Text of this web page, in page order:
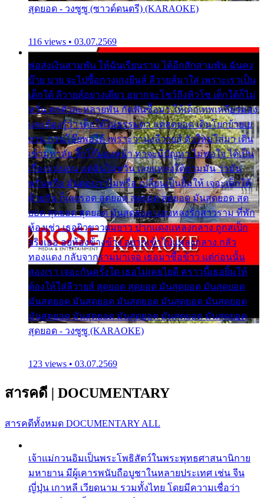
สุดยอด - วงซูซู (ซาวด์ดนตรี) (KARAOKE)
116 views • 03.07.2569
พ่อส่งเงินสามพัน ให้ฉันเรียนราม ได้อีกสักสามพัน ฉันคง
บ๊าย บาย จะไปซื้อกางเกงยีนส์ ลีวายส์มาใส่ เพราะเราเป็น
เด็กใต้ ลีวายส์อย่างเดียว อยากจะโชว์ถึงหิวโซ เด็กใต้ก็ไม่
หวั่น ตกตัวละหลายพัน กัดฟันซื้อมา ให้เด็กเทพเหลียวมอง
และต้องรู้ว่า เด็กใต้ไม่ธรรมดา แต่สุดยอด เดินโยกย้ายเย
ยวน กวนโอ๊ยพอได้ เพราะว่านุ่งลีวายส์ ตัวใหม่ใส่มา เดิน
เข้ามหาลัย จิ๊กโก๊มองหน้า ท่าจะมีปัญหา ไม่พอใจ ได้เป็น
เรื่องแน่นอน แต่ฉันไม่หวั่น เลยแหลงใต้ถามมัน ว่ามัน
พรั่นพรือ มันตอบว่าไม่พรื่อ เปลี่ยนเป็นยิ้มให้ เจอะเด็กใต้
ด้วยกัน ก็เลยรอด สุดยอด สุดยอด สุดยอด มันสุดยอด สุด
ยอด สุดยอด สุดยอด มันสุดยอด แอบหลงรักสาวราม ที่พัก
ห้องเช่า เธอผิวขาวผมยาว ปากแดงแหลงกลาง ถูกสเป็ก
จริงเธอ อยู่ห้องข้างข้าง อยากเข้าไปแหลงกลาง กลัว
ทองแดง กลับจากรามมาเจอ เธอมาซื้อข้าว แต่ก่อนนั้น
สองเรา เจอะกันครั้งใด เธอไม่เคยไยดี คราวนี้เธอยิ้มให้
ต้องให้ใส่ลีวายส์ สุดยอด สุดยอด มันสุดยอด มันสุดยอด
มันสุดยอด มันสุดยอด มันสุดยอด มันสุดยอด มันสุดยอด
มันสุดยอด มันสุดยอด มันสุดยอด มันสุดยอด มันสุดยอด
สุดยอด - วงซูซู (KARAOKE)
123 views • 03.07.2569
สารคดี | DOCUMENTARY
สารคดีทั้งหมด DOCUMENTARY ALL
เจ้าแม่กวนอิมเป็นพระโพธิสัตว์ในพระพุทธศาสนานิกาย
มหายาน มีผู้เคารพนับถือบูชาในหลายประเทศ เช่น จีน
ญี่ปุ่น เกาหลี เวียดนาม รวมทั้งไทย โดยมีความเชื่อว่า